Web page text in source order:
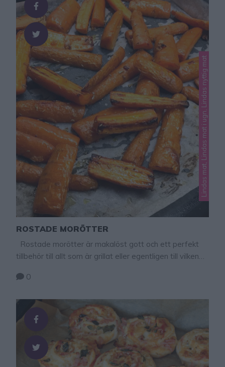
(à 400 g)1 tetra …
Lindas mat, Lindas mat i ugn, Lindas nyttig mat
ROSTADE MORÖTTER
Rostade morötter är makalöst gott och ett perfekt
tillbehör till allt som är grillat eller egentligen till vilken
rosmarin, men det kan man utesluta eller byta ut till
Rostade morötter 5–10 morötter (valfri mängd) 2
klyftor vitlök …
0